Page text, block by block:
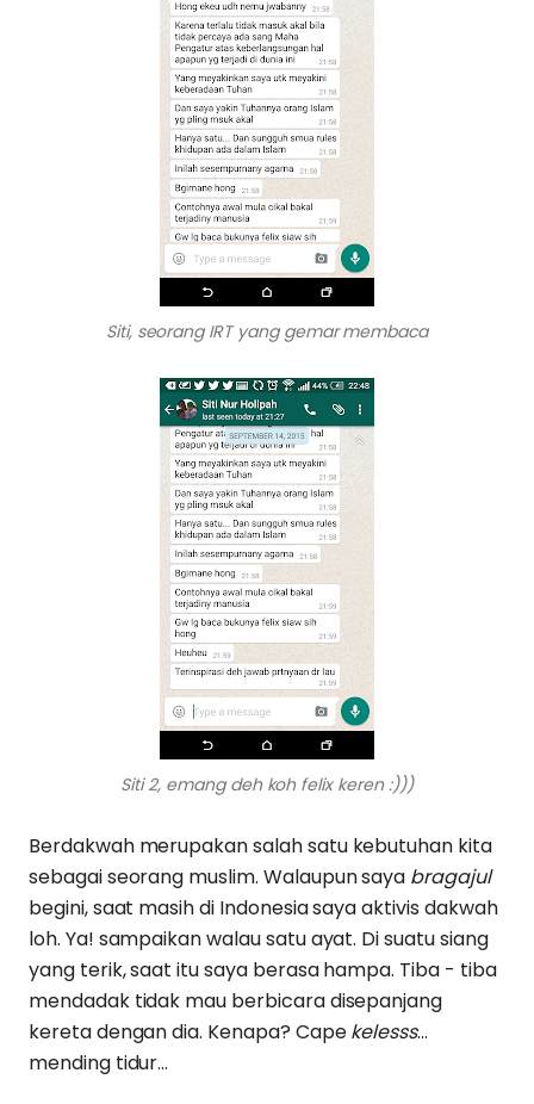
Siti, seorang IRT yang gemar membaca
Siti 2, emang deh koh felix keren :)))
Berdakwah merupakan salah satu kebutuhan kita
sebagai seorang muslim. Walaupun saya bragajul
begini, saat masih di Indonesia saya aktivis dakwah
loh. Ya! sampaikan walau satu ayat. Di suatu siang
yang terik, saat itu saya berasa hampa. Tiba - tiba
mendadak tidak mau berbicara disepanjang
kereta dengan dia. Kenapa? Capekelesss...
mending tidur...